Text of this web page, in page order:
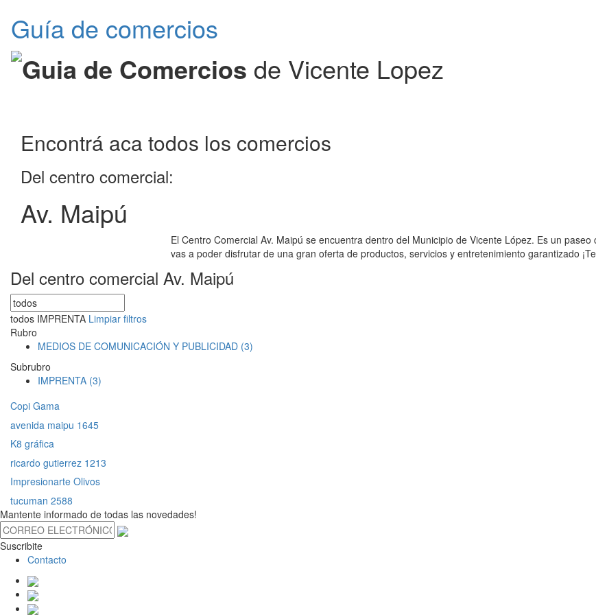
Guía de comercios
Guia de Comercios de Vicente Lopez
Encontrá aca todos los comercios
Del centro comercial:
Av. Maipú
El Centro Comercial Av. Maipú se encuentra dentro del Municipio de Vicente López. Es un
vas a poder disfrutar de una gran oferta de productos, servicios y entretenimiento garantizado
Del centro comercial Av. Maipú
todos IMPRENTA Limpiar filtros
Rubro
MEDIOS DE COMUNICACIÓN Y PUBLICIDAD (3)
Subrubro
IMPRENTA (3)
Copi Gama
avenida maipu 1645
K8 gráfica
ricardo gutierrez 1213
Impresionarte Olivos
tucuman 2588
Mantente informado de todas las novedades!
Suscribite
Contacto